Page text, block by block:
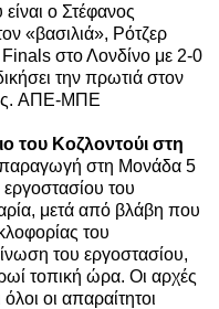
ο Στέφανος
«βασιλιά», Ρότζερ
Finals στο Λονδίνο με 2-0
την πρωτιά στον
ΑΠΕ-ΜΠΕ
του Κοζλοντούι στη
στη Μονάδα 5
του
μετά από βλάβη που
του
του εργοστασίου,
τοπική ώρα. Οι αρχές
οι απαραίτητοι